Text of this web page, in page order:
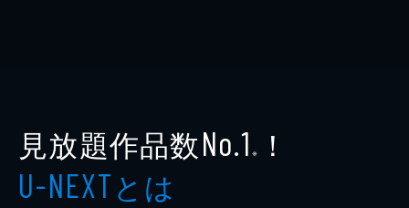
見放題作品数No.1 ※ ！
U-NEXTとは